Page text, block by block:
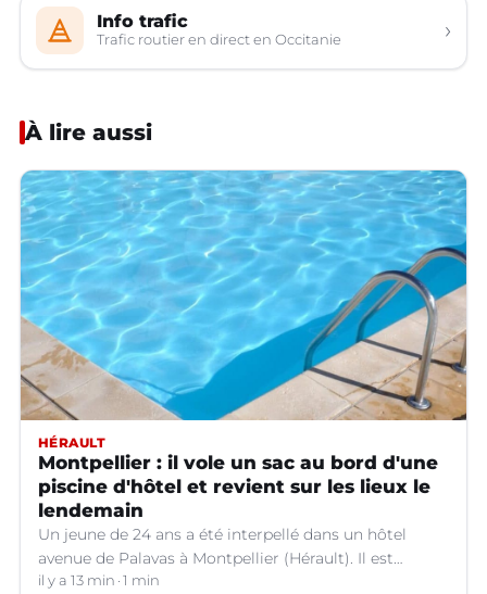
Info trafic
Trafic routier en direct en Occitanie ›
À lire aussi
HÉRAULT
Montpellier : il vole un sac au bord d'une
piscine d'hôtel et revient sur les lieux le
lendemain
Un jeune de 24 ans a été interpellé dans un hôtel
avenue de Palavas à Montpellier (Hérault). Il est
suspecté d'avoir volé le sac d'une cliente.
il y a 13 min 1 min